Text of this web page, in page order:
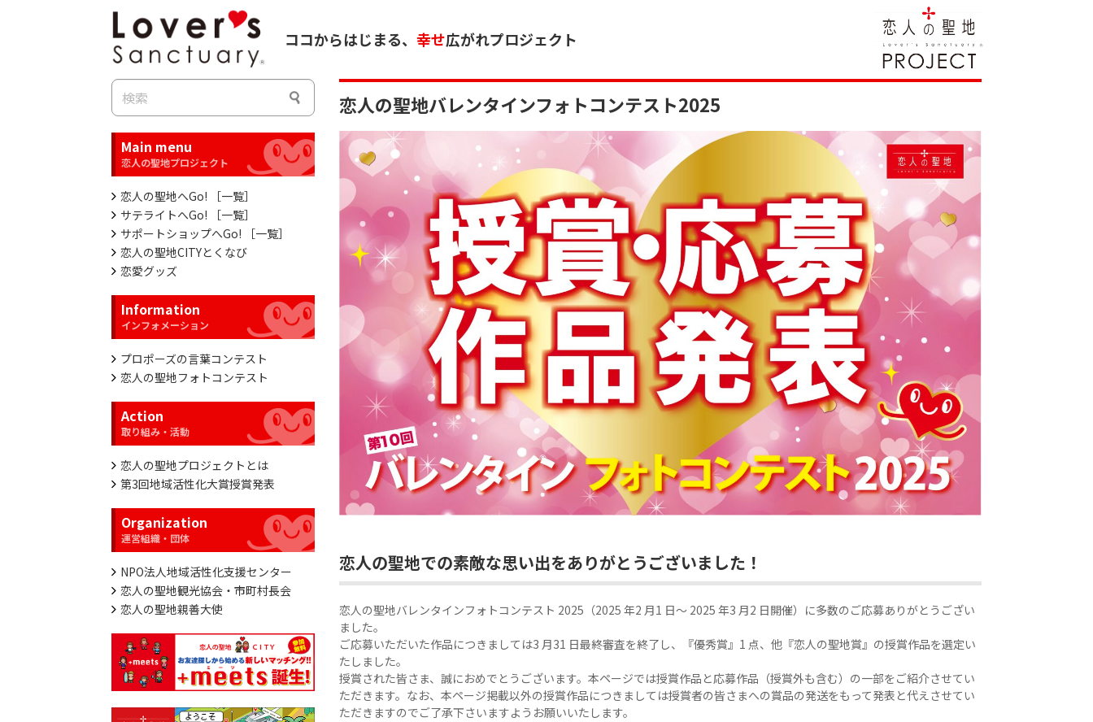
ココからはじまる、 幸せ広がれプロジェクト
恋人の聖地バレンタインフォトコンテスト2025
恋人の聖地での素敵な思い出をありがとうございました！
恋人の聖地バレンタインフォトコンテスト 2025（2025 年2 月1 日～ 2025 年3 月2 日開催）に多数のご応募ありがとうござい
ました。
ご応募いただいた作品につきましては3 月31 日最終審査を終了し、『優秀賞』1 点、他『恋人の聖地賞』の授賞作品を選定い
たしました。
授賞された皆さま、誠におめでとうございます。本ページでは授賞作品と応募作品（授賞外も含む）の一部をご紹介させてい
ただきます。なお、本ページ掲載以外の授賞作品につきましては授賞者の皆さまへの賞品の発送をもって発表と代えさせてい
ただきますのでご了承下さいますようお願いいたします。
Main menu
恋人の聖地へGo! ［一覧］
サテライトへGo! ［一覧］
サポートショップへGo! ［一覧］
恋人の聖地CITYとくなび
恋愛グッズ
Information
プロポーズの言葉コンテスト
恋人の聖地フォトコンテスト
Action
恋人の聖地プロジェクトとは
第3回地域活性化大賞授賞発表
Organization
NPO法人地域活性化支援センター
恋人の聖地観光協会・市町村長会
恋人の聖地親善大使